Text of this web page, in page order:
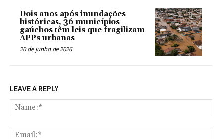
Dois anos após inundações
históricas, 36 municípios
gaúchos têm leis que fragilizam
APPs urbanas
20 de junho de 2026
LEAVE A REPLY